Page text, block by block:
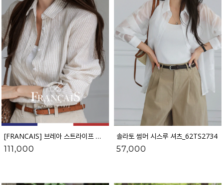
[FRANCAIS] 브레아 스트라이프 린넨 셔츠_F6H489TS
111,000
솔라토 썸머 시스루 셔츠_62TS2734
57,000